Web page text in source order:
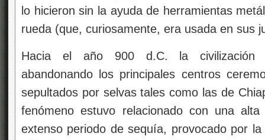
lo hicieron sin la ayuda de herramientas
rueda (que, curiosamente, era usada en sus
Hacia el año 900 d.C. la civilización
abandonando los principales centros
sepultados por selvas tales como las de
fenómeno estuvo relacionado con una
extenso periodo de sequía, provocado por